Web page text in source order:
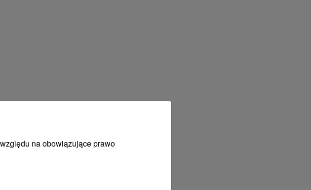
na obowiązujące prawo